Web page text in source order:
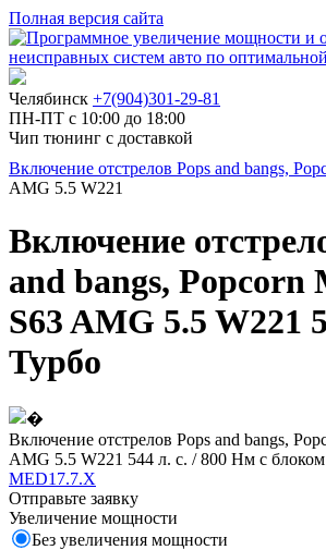
Полная версия сайта
Челябинск +7(904)301-29-81
ПН-ПТ с 10:00 до 18:00
Чип тюнинг с доставкой
Включение отстрелов Pops and bangs,
AMG 5.5 W221
Включение
and bangs, Popcorn
S63 AMG 5.5 W221
Турбо
Включение отстрелов Pops and bangs,
AMG 5.5 W221 544 л. с. / 800 Нм с
MED17.7.X
Отправьте заявку
Увеличение мощности
Без увеличения мощности